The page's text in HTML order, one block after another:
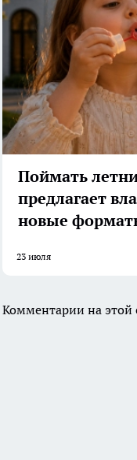
Поймать
предлагает
новые
23 июля
Комментарии на